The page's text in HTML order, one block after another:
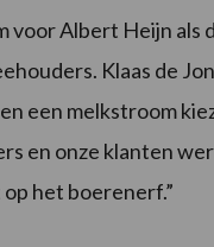
voor Albert Heijn
Klaas de
een melkstroom
en onze klanten
het boerenerf.”